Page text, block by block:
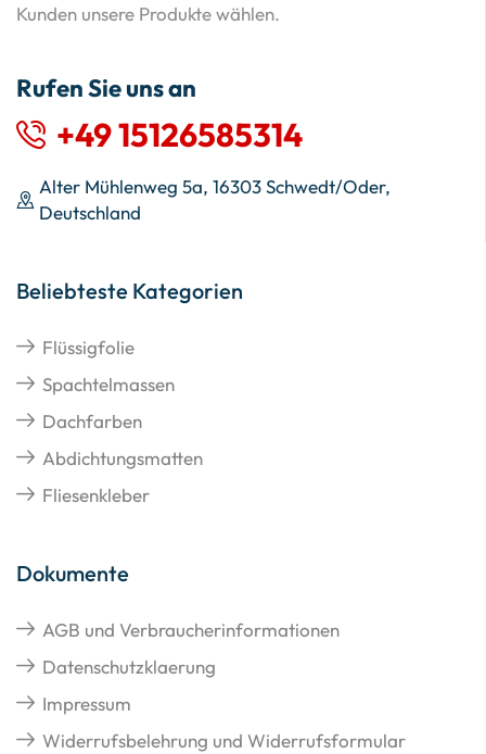
Kunden unsere Produkte wählen.
Rufen Sie uns an
+49 15126585314
Alter Mühlenweg 5a, 16303 Schwedt/Oder,
Deutschland
Beliebteste Kategorien
Flüssigfolie
Spachtelmassen
Dachfarben
Abdichtungsmatten
Fliesenkleber
Dokumente
AGB und Verbraucherinformationen
Datenschutzklaerung
Impressum
Widerrufsbelehrung und Widerrufsformular